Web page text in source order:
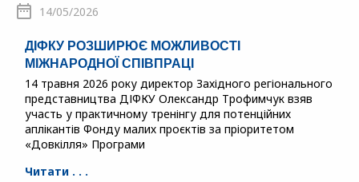
14/05/2026
ДІФКУ РОЗШИРЮЄ МОЖЛИВОСТІ
МІЖНАРОДНОЇ СПІВПРАЦІ
14 травня 2026 року директор Західного регіонального
представництва ДІФКУ Олександр Трофимчук взяв
участь у практичному тренінгу для потенційних
аплікантів Фонду малих проєктів за пріоритетом
«Довкілля» Програми
Читати . . .